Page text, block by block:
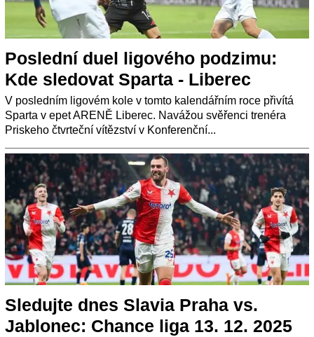
Poslední duel ligového podzimu:
Kde sledovat Sparta - Liberec
V posledním ligovém kole v tomto kalendářním roce přivítá
Sparta v epet ARENĚ Liberec. Navážou svěřenci trenéra
Priskeho čtvrteční vítězství v Konferenční...
Sledujte dnes Slavia Praha vs.
Jablonec: Chance liga 13. 12. 2025